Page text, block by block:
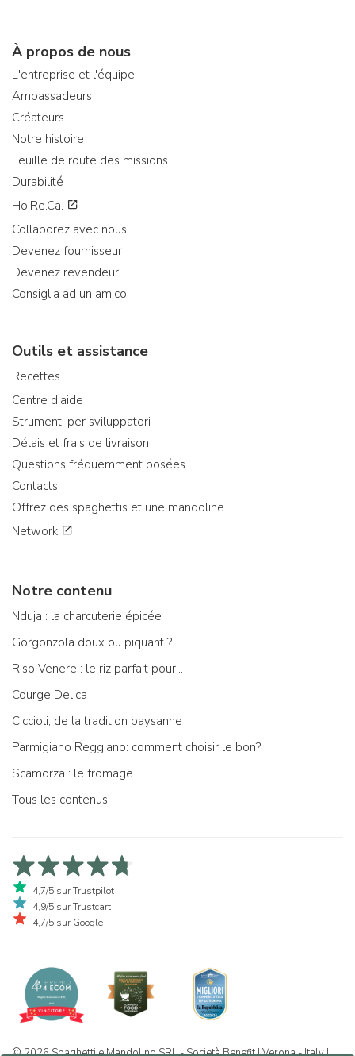
À propos de nous
L'entreprise et l'équipe
Ambassadeurs
Créateurs
Notre histoire
Feuille de route des missions
Durabilité
Ho.Re.Ca.
Collaborez avec nous
Devenez fournisseur
Devenez revendeur
Consiglia ad un amico
Outils et assistance
Recettes
Centre d'aide
Strumenti per sviluppatori
Délais et frais de livraison
Questions fréquemment posées
Contacts
Offrez des spaghettis et une mandoline
Network
Notre contenu
Nduja : la charcuterie épicée
Gorgonzola doux ou piquant ?
Riso Venere : le riz parfait pour...
Courge Delica
Ciccioli, de la tradition paysanne
Parmigiano Reggiano: comment choisir le bon?
Scamorza : le fromage ...
Tous les contenus
4,7/5 sur Trustpilot
4,9/5 sur Trustcart
4,7/5 sur Google
© 2026 Spaghetti e Mandolino SRL - Società Benefit | Verona - Italy |